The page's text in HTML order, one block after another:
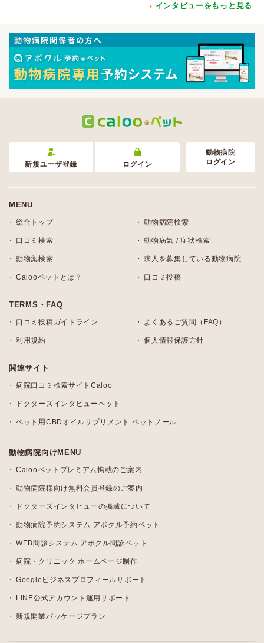
インタビューをもっと見る
新規ユーザ登録 ログイン
動物病院
ログイン
MENU
総合トップ 動物病院検索
口コミ検索 動物病気 / 症状検索
動物薬検索 求人を募集している動物病院
Calooペットとは？ 口コミ投稿
TERMS・FAQ
口コミ投稿ガイドライン よくあるご質問（FAQ）
利用規約 個人情報保護方針
関連サイト
病院口コミ検索サイトCaloo
ドクターズインタビューペット
ペット用CBDオイルサプリメント ペットノール
動物病院向けMENU
Calooペットプレミアム掲載のご案内
動物病院様向け無料会員登録のご案内
ドクターズインタビューの掲載について
動物病院予約システム アポクル予約ペット
WEB問診システム アポクル問診ペット
病院・クリニック ホームページ制作
Googleビジネスプロフィールサポート
LINE公式アカウント運用サポート
新規開業パッケージプラン